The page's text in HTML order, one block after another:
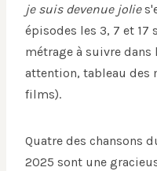
je suis devenue jolie
épisodes les 3, 7 et 17
métrage à suivre
attention, tableau des
films).
Quatre des chansons
2025 sont une